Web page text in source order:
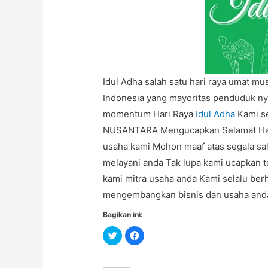
Idul Adha salah satu hari raya umat
Indonesia yang mayoritas penduduk
momentum Hari Raya Idul Adha Kami
NUSANTARA Mengucapkan Selamat
usaha kami Mohon maaf atas segala
melayani anda Tak lupa kami ucapkan
kami mitra usaha anda Kami selalu
mengembangkan bisnis dan usaha
Bagikan ini:
C
l
C
l